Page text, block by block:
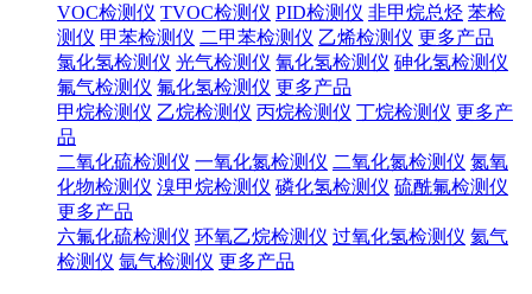
VOC检测仪 TVOC检测仪 PID检测仪 非甲烷总烃 苯检
测仪 甲苯检测仪 二甲苯检测仪 乙烯检测仪 更多产品
氯化氢检测仪 光气检测仪 氰化氢检测仪 砷化氢检测仪
氟气检测仪 氟化氢检测仪 更多产品
甲烷检测仪 乙烷检测仪 丙烷检测仪 丁烷检测仪 更多产
品
二氧化硫检测仪 一氧化氮检测仪 二氧化氮检测仪 氮氧
化物检测仪 溴甲烷检测仪 磷化氢检测仪 硫酰氟检测仪
更多产品
六氟化硫检测仪 环氧乙烷检测仪 过氧化氢检测仪 氦气
检测仪 氩气检测仪 更多产品